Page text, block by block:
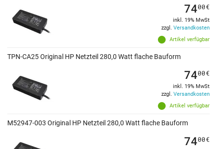
Artikel verfügbar
7400€
inkl. 19% MwSt
zzgl. Versandkosten
TPN-CA25 Original HP Netzteil 280,0 Watt flache Bauform
Artikel verfügbar
7400€
inkl. 19% MwSt
zzgl. Versandkosten
M52947-003 Original HP Netzteil 280,0 Watt flache Bauform
7400€